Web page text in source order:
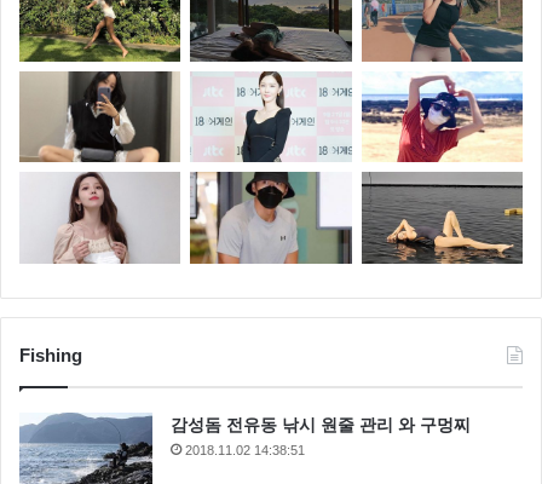
Fishing
감성돔 전유동 낚시 원줄 관리 와 구멍찌
2018.11.02 14:38:51